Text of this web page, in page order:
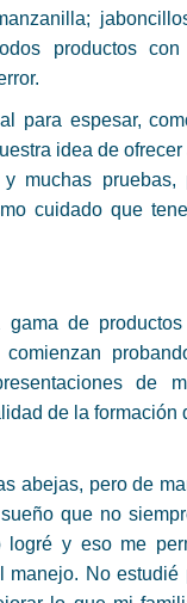
productos con
para espesar,
idea de ofrecer
muchas pruebas,
cuidado que
de
de
de la formación
abejas, pero de
que no
y eso me
manejo. No estudié